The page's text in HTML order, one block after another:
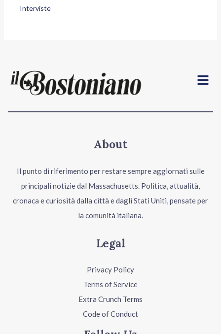
Interviste
Menu
About
Il punto di riferimento per restare sempre aggiornati sulle
principali notizie dal Massachusetts. Politica, attualità,
cronaca e curiosità dalla città e dagli Stati Uniti, pensate per
la comunità italiana.
Legal
Privacy Policy
Terms of Service
Extra Crunch Terms
Code of Conduct